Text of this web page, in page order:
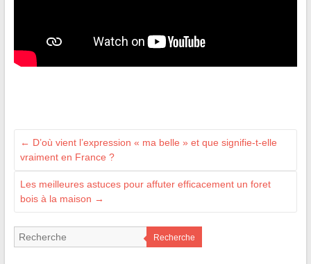
← D’où vient l’expression « ma belle » et que signifie-t-elle
vraiment en France ?
Les meilleures astuces pour affuter efficacement un foret
bois à la maison →
Recherche